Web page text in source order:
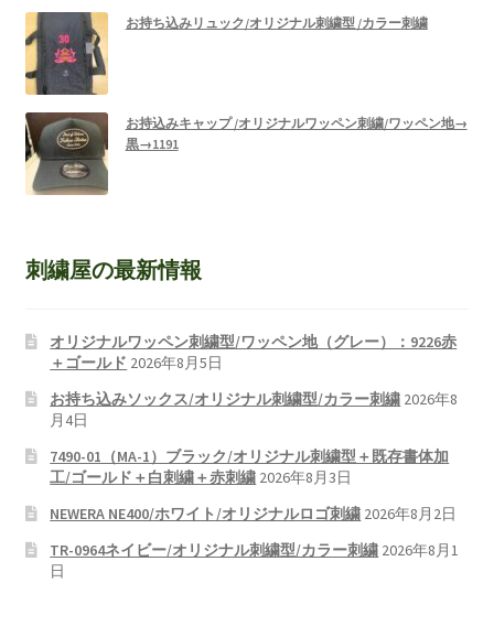
お持ち込みリュック/オリジナル刺繍型 /カラー刺繍
お持込みキャップ /オリジナルワッペン刺繍/ワッペン地→
黒→1191
刺繍屋の最新情報
オリジナルワッペン刺繍型/ワッペン地（グレー）：9226赤
＋ゴールド 2026年8月5日
お持ち込みソックス/オリジナル刺繍型/カラー刺繍 2026年8
月4日
7490-01（MA-1）ブラック/オリジナル刺繍型＋既存書体加
工/ゴールド＋白刺繍＋赤刺繍 2026年8月3日
NEWERA NE400/ホワイト/オリジナルロゴ刺繍 2026年8月2日
TR-0964ネイビー/オリジナル刺繍型/カラー刺繍 2026年8月1
日